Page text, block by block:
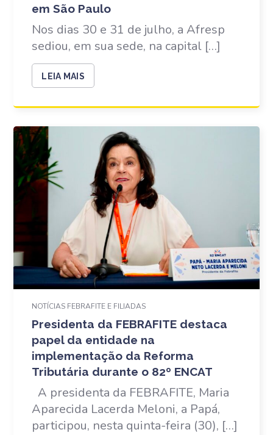
em São Paulo
Nos dias 30 e 31 de julho, a Afresp
sediou, em sua sede, na capital […]
LEIA MAIS
NOTÍCIAS FEBRAFITE E FILIADAS
Presidenta da FEBRAFITE destaca
papel da entidade na
implementação da Reforma
Tributária durante o 82º ENCAT
A presidenta da FEBRAFITE, Maria
Aparecida Lacerda Meloni, a Papá,
participou, nesta quinta-feira (30), […]